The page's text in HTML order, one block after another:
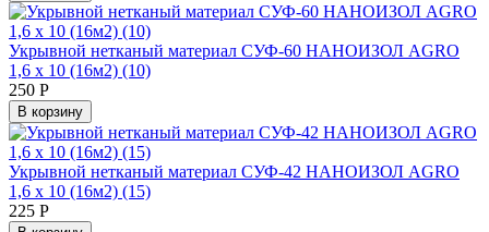
Укрывной нетканый материал СУФ-60 НАНОИЗОЛ AGRO
1,6 х 10 (16м2) (10)
250 Р
В корзину
Укрывной нетканый материал СУФ-42 НАНОИЗОЛ AGRO
1,6 х 10 (16м2) (15)
225 Р